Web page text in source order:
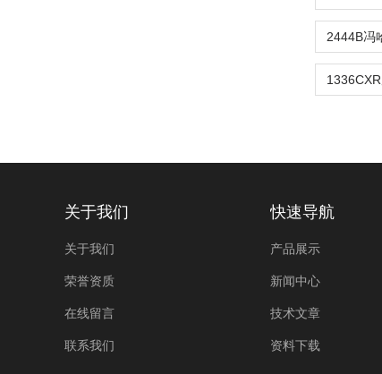
关于我们
关于我们
荣誉资质
在线留言
联系我们
快速导航
产品展示
新闻中心
技术文章
资料下载